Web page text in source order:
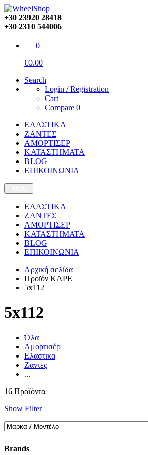
+30 23920 28418
+30 2310 544006
0
€0.00
Search
Login / Registration
Cart
Compare 0
ΕΛΑΣΤΙΚΑ
ΖΑΝΤΕΣ
ΑΜΟΡΤΙΣΕΡ
ΚΑΤΑΣΤΗΜΑΤΑ
BLOG
ΕΠΙΚΟΙΝΩΝΙΑ
ΕΛΑΣΤΙΚΑ
ΖΑΝΤΕΣ
ΑΜΟΡΤΙΣΕΡ
ΚΑΤΑΣΤΗΜΑΤΑ
BLOG
ΕΠΙΚΟΙΝΩΝΙΑ
Αρχική σελίδα
Προϊόν ΚΑΡΕ
5x112
5x112
Όλα
Αμορτισέρ
Ελαστικα
Ζαντες
...
16 Προϊόντα
Show Filter
Brands